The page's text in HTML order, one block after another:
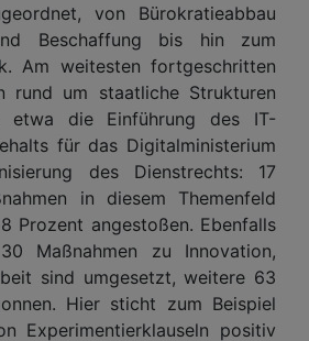
von Bürokratieabbau
Beschaffung bis hin zum
Am weitesten fortgeschritten
rund um staatliche Strukturen
etwa die Einführung des IT-
für das Digitalministerium
des Dienstrechts: 17
in diesem Themenfeld
Prozent angestoßen. Ebenfalls
Maßnahmen zu Innovation,
sind umgesetzt, weitere 63
Hier sticht zum Beispiel
Experimentierklauseln positiv